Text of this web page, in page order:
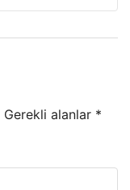
Gerekli alanlar *